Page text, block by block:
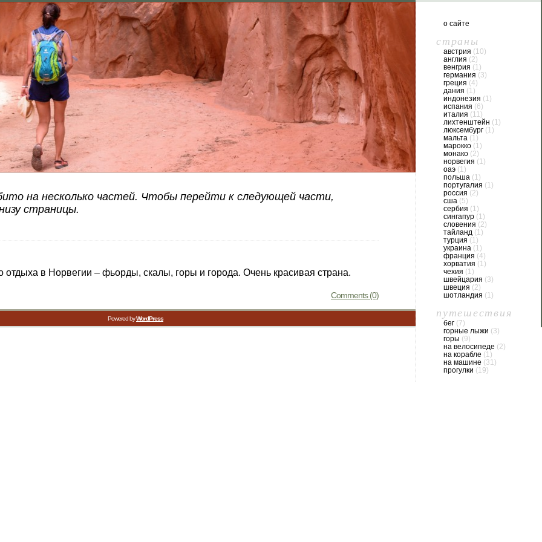
на несколько частей. Чтобы перейти к следующей части,
страницы.
отдыха в Норвегии – фьорды, скалы, горы и города. Очень красивая страна.
Comments (0)
о сайте
страны
австрия (10)
англия (2)
венгрия (1)
германия (3)
греция (4)
дания (1)
индонезия (1)
испания (6)
италия (11)
лихтенштейн (1)
люксембург (1)
мальта (1)
марокко (1)
монако (2)
норвегия (1)
оаэ (1)
польша (1)
португалия (1)
россия (2)
сша (5)
сербия (1)
сингапур (1)
словения (2)
тайланд (1)
турция (1)
украина (1)
франция (4)
хорватия (1)
чехия (1)
швейцария (3)
швеция (2)
шотландия (1)
путешествия
бег (7)
горные лыжи (3)
горы (9)
на велосипеде (2)
на корабле (1)
на машине (31)
прогулки (19)
Powered byWordPress